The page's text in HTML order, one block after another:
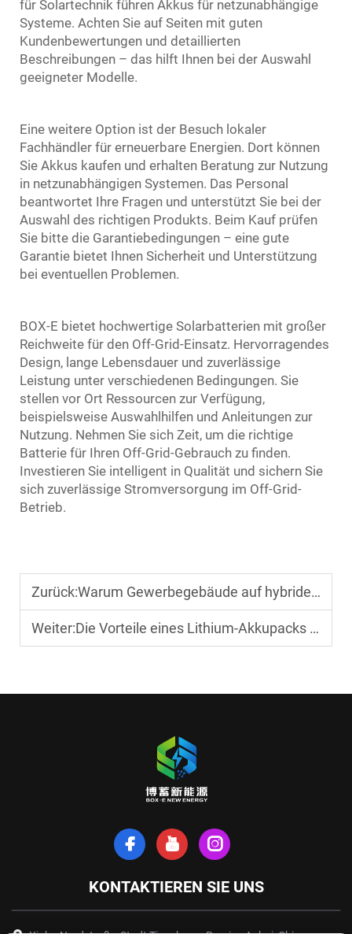
für Solartechnik führen Akkus für netzunabhängige
Systeme. Achten Sie auf Seiten mit guten
Kundenbewertungen und detaillierten
Beschreibungen – das hilft Ihnen bei der Auswahl
geeigneter Modelle.
Eine weitere Option ist der Besuch lokaler
Fachhändler für erneuerbare Energien. Dort können
Sie Akkus kaufen und erhalten Beratung zur Nutzung
in netzunabhängigen Systemen. Das Personal
beantwortet Ihre Fragen und unterstützt Sie bei der
Auswahl des richtigen Produkts. Beim Kauf prüfen
Sie bitte die Garantiebedingungen – eine gute
Garantie bietet Ihnen Sicherheit und Unterstützung
bei eventuellen Problemen.
BOX-E bietet hochwertige Solarbatterien mit großer
Reichweite für den Off-Grid-Einsatz. Hervorragendes
Design, lange Lebensdauer und zuverlässige
Leistung unter verschiedenen Bedingungen. Sie
stellen vor Ort Ressourcen zur Verfügung,
beispielsweise Auswahlhilfen und Anleitungen zur
Nutzung. Nehmen Sie sich Zeit, um die richtige
Batterie für Ihren Off-Grid-Gebrauch zu finden.
Investieren Sie intelligent in Qualität und sichern Sie
sich zuverlässige Stromversorgung im Off-Grid-
Betrieb.
Zurück:Warum Gewerbegebäude auf hybride Solarenergie umsteigen
Weiter:Die Vorteile eines Lithium-Akkupacks mit hoher Kapazität
KONTAKTIEREN SIE UNS